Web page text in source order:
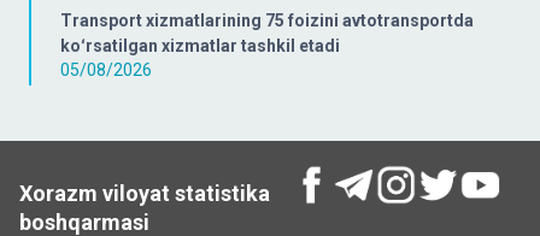
Transport xizmatlarining 75 foizini avtotransportda
koʻrsatilgan xizmatlar tashkil etadi
05/08/2026
Xorazm viloyat statistika
boshqarmasi